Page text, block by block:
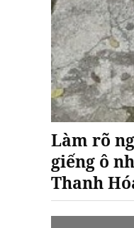
Làm rõ
giếng ô
Thanh